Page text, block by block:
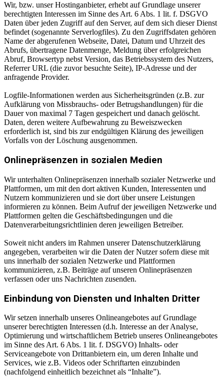
Wir, bzw. unser Hostinganbieter, erhebt auf Grundlage unserer
berechtigten Interessen im Sinne des Art. 6 Abs. 1 lit. f. DSGVO
Daten über jeden Zugriff auf den Server, auf dem sich dieser Dienst
befindet (sogenannte Serverlogfiles). Zu den Zugriffsdaten gehören
Name der abgerufenen Webseite, Datei, Datum und Uhrzeit des
Abrufs, übertragene Datenmenge, Meldung über erfolgreichen
Abruf, Browsertyp nebst Version, das Betriebssystem des Nutzers,
Referrer URL (die zuvor besuchte Seite), IP-Adresse und der
anfragende Provider.
Logfile-Informationen werden aus Sicherheitsgründen (z.B. zur
Aufklärung von Missbrauchs- oder Betrugshandlungen) für die
Dauer von maximal 7 Tagen gespeichert und danach gelöscht.
Daten, deren weitere Aufbewahrung zu Beweiszwecken
erforderlich ist, sind bis zur endgültigen Klärung des jeweiligen
Vorfalls von der Löschung ausgenommen.
Onlinepräsenzen in sozialen Medien
Wir unterhalten Onlinepräsenzen innerhalb sozialer Netzwerke und
Plattformen, um mit den dort aktiven Kunden, Interessenten und
Nutzern kommunizieren und sie dort über unsere Leistungen
informieren zu können. Beim Aufruf der jeweiligen Netzwerke und
Plattformen gelten die Geschäftsbedingungen und die
Datenverarbeitungsrichtlinien deren jeweiligen Betreiber.
Soweit nicht anders im Rahmen unserer Datenschutzerklärung
angegeben, verarbeiten wir die Daten der Nutzer sofern diese mit
uns innerhalb der sozialen Netzwerke und Plattformen
kommunizieren, z.B. Beiträge auf unseren Onlinepräsenzen
verfassen oder uns Nachrichten zusenden.
Einbindung von Diensten und Inhalten Dritter
Wir setzen innerhalb unseres Onlineangebotes auf Grundlage
unserer berechtigten Interessen (d.h. Interesse an der Analyse,
Optimierung und wirtschaftlichem Betrieb unseres Onlineangebotes
im Sinne des Art. 6 Abs. 1 lit. f. DSGVO) Inhalts- oder
Serviceangebote von Drittanbietern ein, um deren Inhalte und
Services, wie z.B. Videos oder Schriftarten einzubinden
(nachfolgend einheitlich bezeichnet als “Inhalte”).